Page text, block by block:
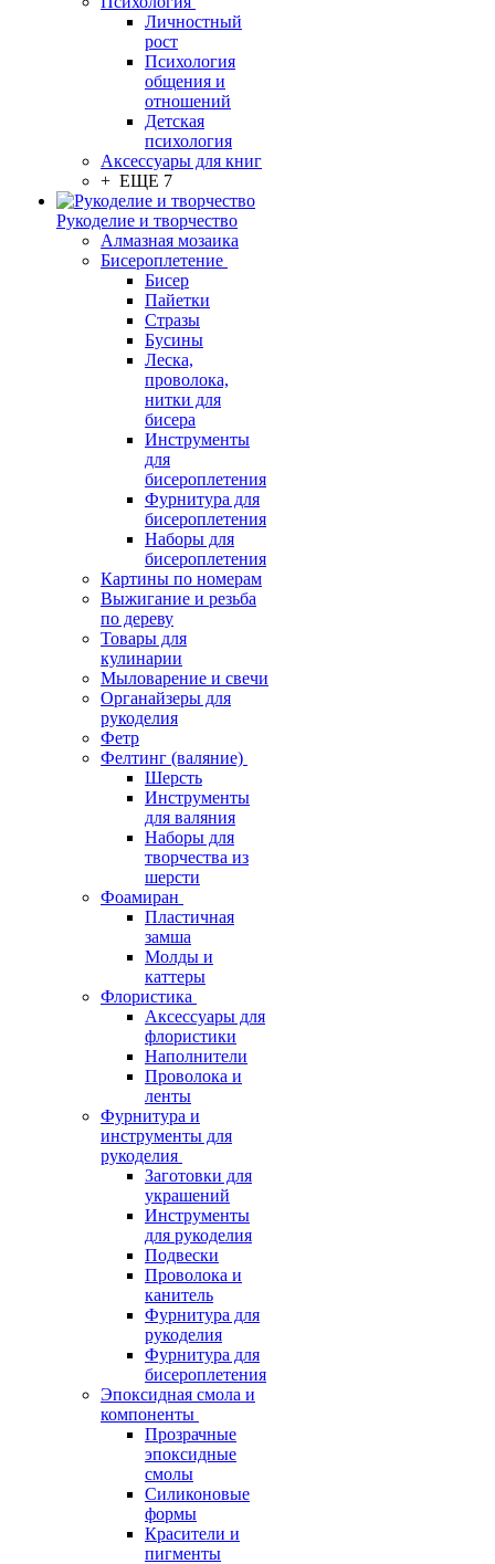
Личностный
рост
Психология
общения и
отношений
Детская
психология
Аксессуары для книг
+ ЕЩЕ 7
Рукоделие и творчество
Алмазная мозаика
Бисероплетение
Бисер
Пайетки
Стразы
Бусины
Леска,
проволока,
нитки для
бисера
Инструменты
для
бисероплетения
Фурнитура для
бисероплетения
Наборы для
бисероплетения
Картины по номерам
Выжигание и резьба
по дереву
Товары для
кулинарии
Мыловарение и свечи
Органайзеры для
рукоделия
Фетр
Фелтинг (валяние)
Шерсть
Инструменты
для валяния
Наборы для
творчества из
шерсти
Фоамиран
Пластичная
замша
Молды и
каттеры
Флористика
Аксессуары для
флористики
Наполнители
Проволока и
ленты
Фурнитура и
инструменты для
рукоделия
Заготовки для
украшений
Инструменты
для рукоделия
Подвески
Проволока и
канитель
Фурнитура для
рукоделия
Фурнитура для
бисероплетения
Эпоксидная смола и
компоненты
Прозрачные
эпоксидные
смолы
Силиконовые
формы
Красители и
пигменты